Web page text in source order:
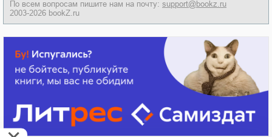
По всем вопросам пишите нам на почту: support@bookz.ru
2003-2026 bookZ.ru